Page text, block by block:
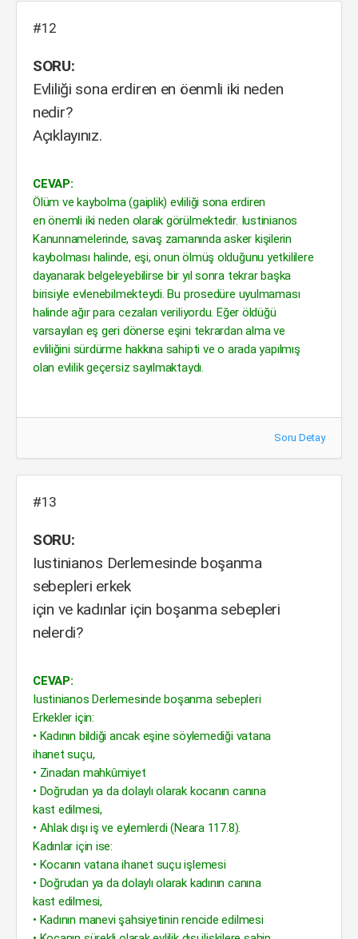
#12
SORU:
Evliliği sona erdiren en öenmli iki neden
nedir?
Açıklayınız.
CEVAP:
Ölüm ve kaybolma (gaiplik) evliliği sona erdiren
en önemli iki neden olarak görülmektedir. Iustinianos
Kanunnamelerinde, savaş zamanında asker kişilerin
kaybolması halinde, eşi, onun ölmüş olduğunu yetkililere
dayanarak belgeleyebilirse bir yıl sonra tekrar başka
birisiyle evlenebilmekteydi. Bu prosedüre uyulmaması
halinde ağır para cezaları veriliyordu. Eğer öldüğü
varsayılan eş geri dönerse eşini tekrardan alma ve
evliliğini sürdürme hakkına sahipti ve o arada yapılmış
olan evlilik geçersiz sayılmaktaydı.
Soru Detay
#13
SORU:
Iustinianos Derlemesinde boşanma
sebepleri erkek
için ve kadınlar için boşanma sebepleri
nelerdi?
CEVAP:
Iustinianos Derlemesinde boşanma sebepleri
Erkekler için:
• Kadının bildiği ancak eşine söylemediği vatana
ihanet suçu,
• Zinadan mahkûmiyet
• Doğrudan ya da dolaylı olarak kocanın canına
kast edilmesi,
• Ahlak dışı iş ve eylemlerdi (Neara 117.8).
Kadınlar için ise:
• Kocanın vatana ihanet suçu işlemesi
• Doğrudan ya da dolaylı olarak kadının canına
kast edilmesi,
• Kadının manevi şahsiyetinin rencide edilmesi